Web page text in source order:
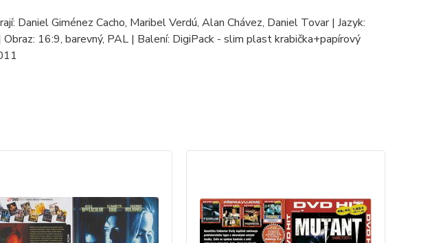
Daniel Giménez Cacho, Maribel Verdú, Alan Chávez, Daniel Tovar | Jazyk:
16:9, barevný, PAL | Balení: DigiPack - slim plast krabička+papírový